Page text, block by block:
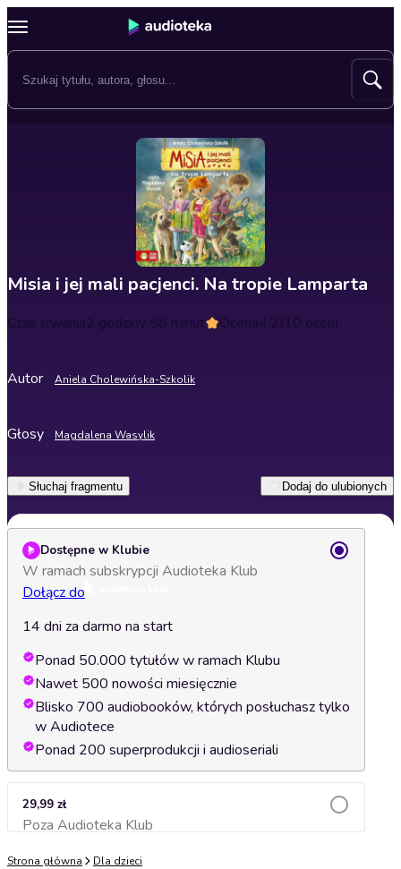
Misia i jej mali pacjenci. Na tropie Lamparta
Czas trwania2 godziny 58 minut Ocena4.2(10 ocen)
Autor Aniela Cholewińska-Szkolik
Głosy Magdalena Wasylik
Słuchaj fragmentu Dodaj do ulubionych
Dostępne w Klubie
W ramach subskrypcji Audioteka Klub
Dołącz do
14 dni za darmo na start
Ponad 50.000 tytułów w ramach Klubu
Nawet 500 nowości miesięcznie
Blisko 700 audiobooków, których posłuchasz tylko
w Audiotece
Ponad 200 superprodukcji i audioseriali
29,99 zł
Poza Audioteka KlubDodaj do koszyka
Strona główna Dla dzieci